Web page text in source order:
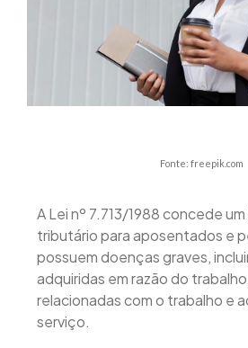
Fonte: freepik.com
A Lei nº 7.713/1988 concede
tributário para aposentados e
possuem doenças graves,
adquiridas em razão do
relacionadas com o trabalho e
serviço.